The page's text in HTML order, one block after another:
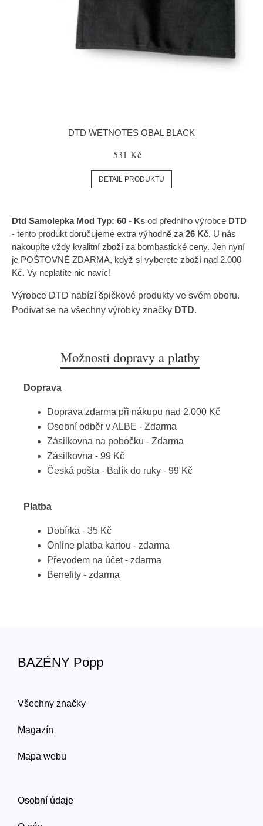
DTD WETNOTES OBAL BLACK
531 Kč
DETAIL PRODUKTU
Dtd Samolepka Mod Typ: 60 - Ks od předního výrobce DTD
- tento produkt doručujeme extra výhodně za 26 Kč. U nás
nakoupíte vždy kvalitní zboží za bombastické ceny. Jen nyní
je POŠTOVNÉ ZDARMA, když si vyberete zboží nad 2.000
Kč. Vy neplatíte nic navíc!
Výrobce DTD nabízí špičkové produkty ve svém oboru.
Podívat se na všechny výrobky značky DTD.
Možnosti dopravy a platby
Doprava
Doprava zdarma při nákupu nad 2.000 Kč
Osobní odběr v ALBE - Zdarma
Zásilkovna na pobočku - Zdarma
Zásilkovna - 99 Kč
Česká pošta - Balík do ruky - 99 Kč
Platba
Dobírka - 35 Kč
Online platba kartou - zdarma
Převodem na účet - zdarma
Benefity - zdarma
BAZÉNY Popp
Všechny značky
Magazín
Mapa webu
Osobní údaje